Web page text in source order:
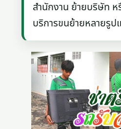
สำนักงาน ย้ายบริษัท ห
บริการขนย้ายหลายรู